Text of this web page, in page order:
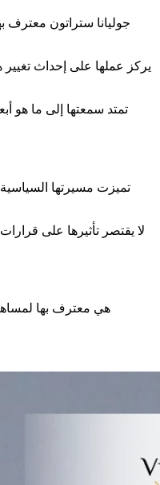
جوليانا ستراتون معترف
يركز عملها على إحداث
تمتد سمعتها إلى ما هو
تميزت مسيرتها السياسية
لا يقتصر تأثيرها على
هي معترف بها